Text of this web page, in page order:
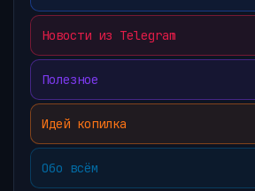
Новости из Telegram
Полезное
Идей копилка
Обо всём